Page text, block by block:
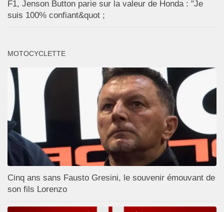
F1, Jenson Button parie sur la valeur de Honda : "Je
suis 100% confiant&quot ;
MOTOCYCLETTE
Cinq ans sans Fausto Gresini, le souvenir émouvant de
son fils Lorenzo